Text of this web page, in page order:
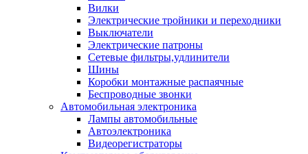
Вилки
Электрические тройники и переходники
Выключатели
Электрические патроны
Сетевые фильтры,удлинители
Шины
Коробки монтажные распаячные
Беспроводные звонки
Автомобильная электроника
Лампы автомобильные
Автоэлектроника
Видеорегистраторы